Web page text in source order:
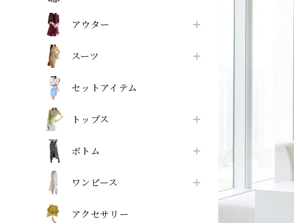
アウター
スーツ
セットアイテム
トップス
ボトム
ワンピース
アクセサリー